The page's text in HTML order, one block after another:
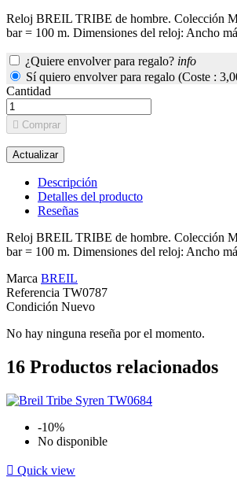
Reloj BREIL TRIBE de hombre. Colección
bar = 100 m. Dimensiones del reloj: Ancho
¿Quiere envolver para regalo? info
Sí quiero envolver para regalo (Coste :
Cantidad
 Comprar
Descripción
Detalles del producto
Reseñas
Reloj BREIL TRIBE de hombre. Colección
bar = 100 m. Dimensiones del reloj: Ancho
Marca BREIL
Referencia TW0787
Condición Nuevo
No hay ninguna reseña por el momento.
16 Productos relacionados
-10%
No disponible
 Quick view